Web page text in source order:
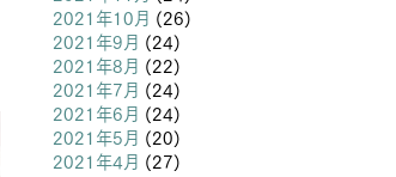
2021年10月 (26)
2021年9月 (24)
2021年8月 (22)
2021年7月 (24)
2021年6月 (24)
2021年5月 (20)
2021年4月 (27)